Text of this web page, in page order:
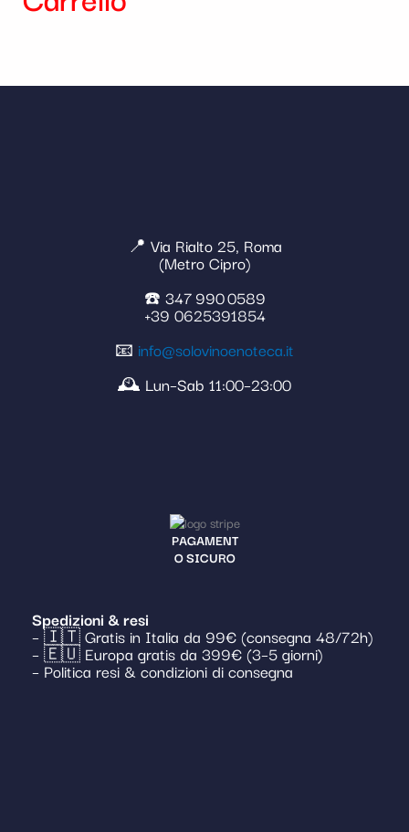
📍 Via Rialto 25, Roma
(Metro Cipro)
☎️ 347 990 0589
+39 0625391854
📧 info@solovinoenoteca.it
🕰️ Lun–Sab 11:00–23:00
PAGAMENT
O SICURO
Spedizioni & resi
– 🇮🇹 Gratis in Italia da 99€ (consegna 48/72h)
– 🇪🇺 Europa gratis da 399€ (3–5 giorni)
– Politica resi & condizioni di consegna